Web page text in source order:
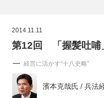
2014.11.11
第12回 「握髪吐哺
経営に活かす“十八史略”
濱本克哉氏 / 兵法